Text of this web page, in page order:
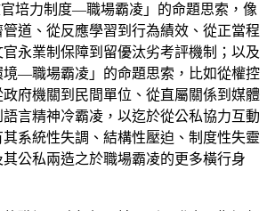
官培力制度—職場霸凌」的命題思索，像
道、從反應學習到行為績效、從正當程
永業制保障到留優汰劣考評機制；以及
境—職場霸凌」的命題思索，比如從權控
府機關到民間單位、從直屬關係到媒體
言精神冷霸凌，以迄於從公私協力互動
系統性失調、結構性壓迫、制度性失靈
公私兩造之於職場霸凌的更多橫行身